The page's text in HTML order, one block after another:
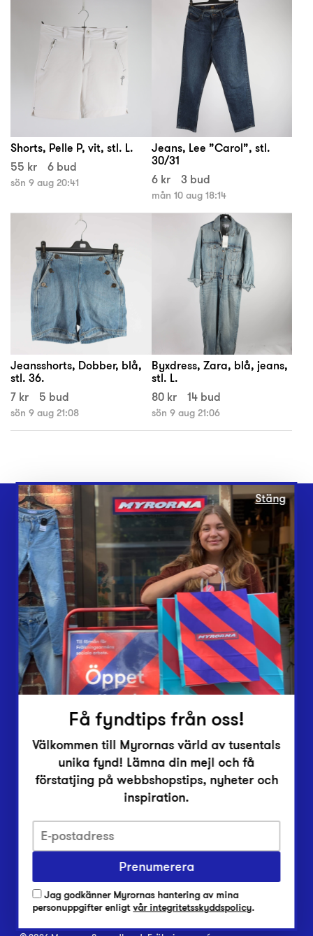
Shorts, Pelle P, vit, stl. L.
55 kr
6 bud
sön 9 aug 20:41
Jeans, Lee ”Carol”, stl.
30/31
6 kr
3 bud
mån 10 aug 18:14
Jeansshorts, Dobber, blå,
stl. 36.
7 kr
5 bud
sön 9 aug 21:08
Byxdress, Zara, blå, jeans,
stl. L.
80 kr
14 bud
sön 9 aug 21:06
Webbshop
Butiker
Lämna in
Vårt överskott
Inlämningsplatser
Om Myrorna
Lediga jobb
Pressrum
Integritetsskyddspolicy
Har du frågor om onlineköp, leverans eller retur?
Har du frågor om vår verksamhet?
Vanliga frågor om Myrorna
Stäng
Få fyndtips från oss!
Välkommen till Myrornas värld av tusentals
unika fynd! Lämna din mejl och få
förstatjing på webbshopstips, nyheter och
inspiration.
Prenumerera
Jag godkänner Myrornas hantering av mina
personuppgifter enligtvår integritetsskyddspolicy.